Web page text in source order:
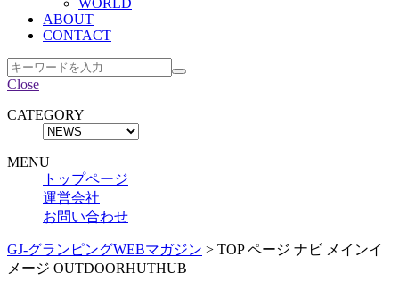
WORLD
ABOUT
CONTACT
Close
CATEGORY
MENU
トップページ
運営会社
お問い合わせ
GJ-グランピングWEBマガジン > TOP ページ ナビ メインイ
メージ OUTDOORHUTHUB